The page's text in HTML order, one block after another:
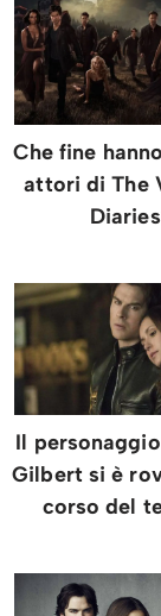
Che fine
attori di The
Il
Gilbert si è
corso del